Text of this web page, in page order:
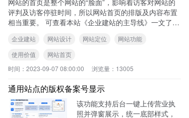
评判及访客停驻时间，所以网站首页的排版及内容布置
相当重要。 可查看本站《企业建站的主导线》一文了解
企业建站 网站设计 网站定位
网站功能
使用价值
网站首页
时间： 2023-09-07 08:00:00 浏览量： 13005
通用站点的版权备案号显示
该功能支持后台一键上传营业执
照并弹窗展示，统一底部样式，